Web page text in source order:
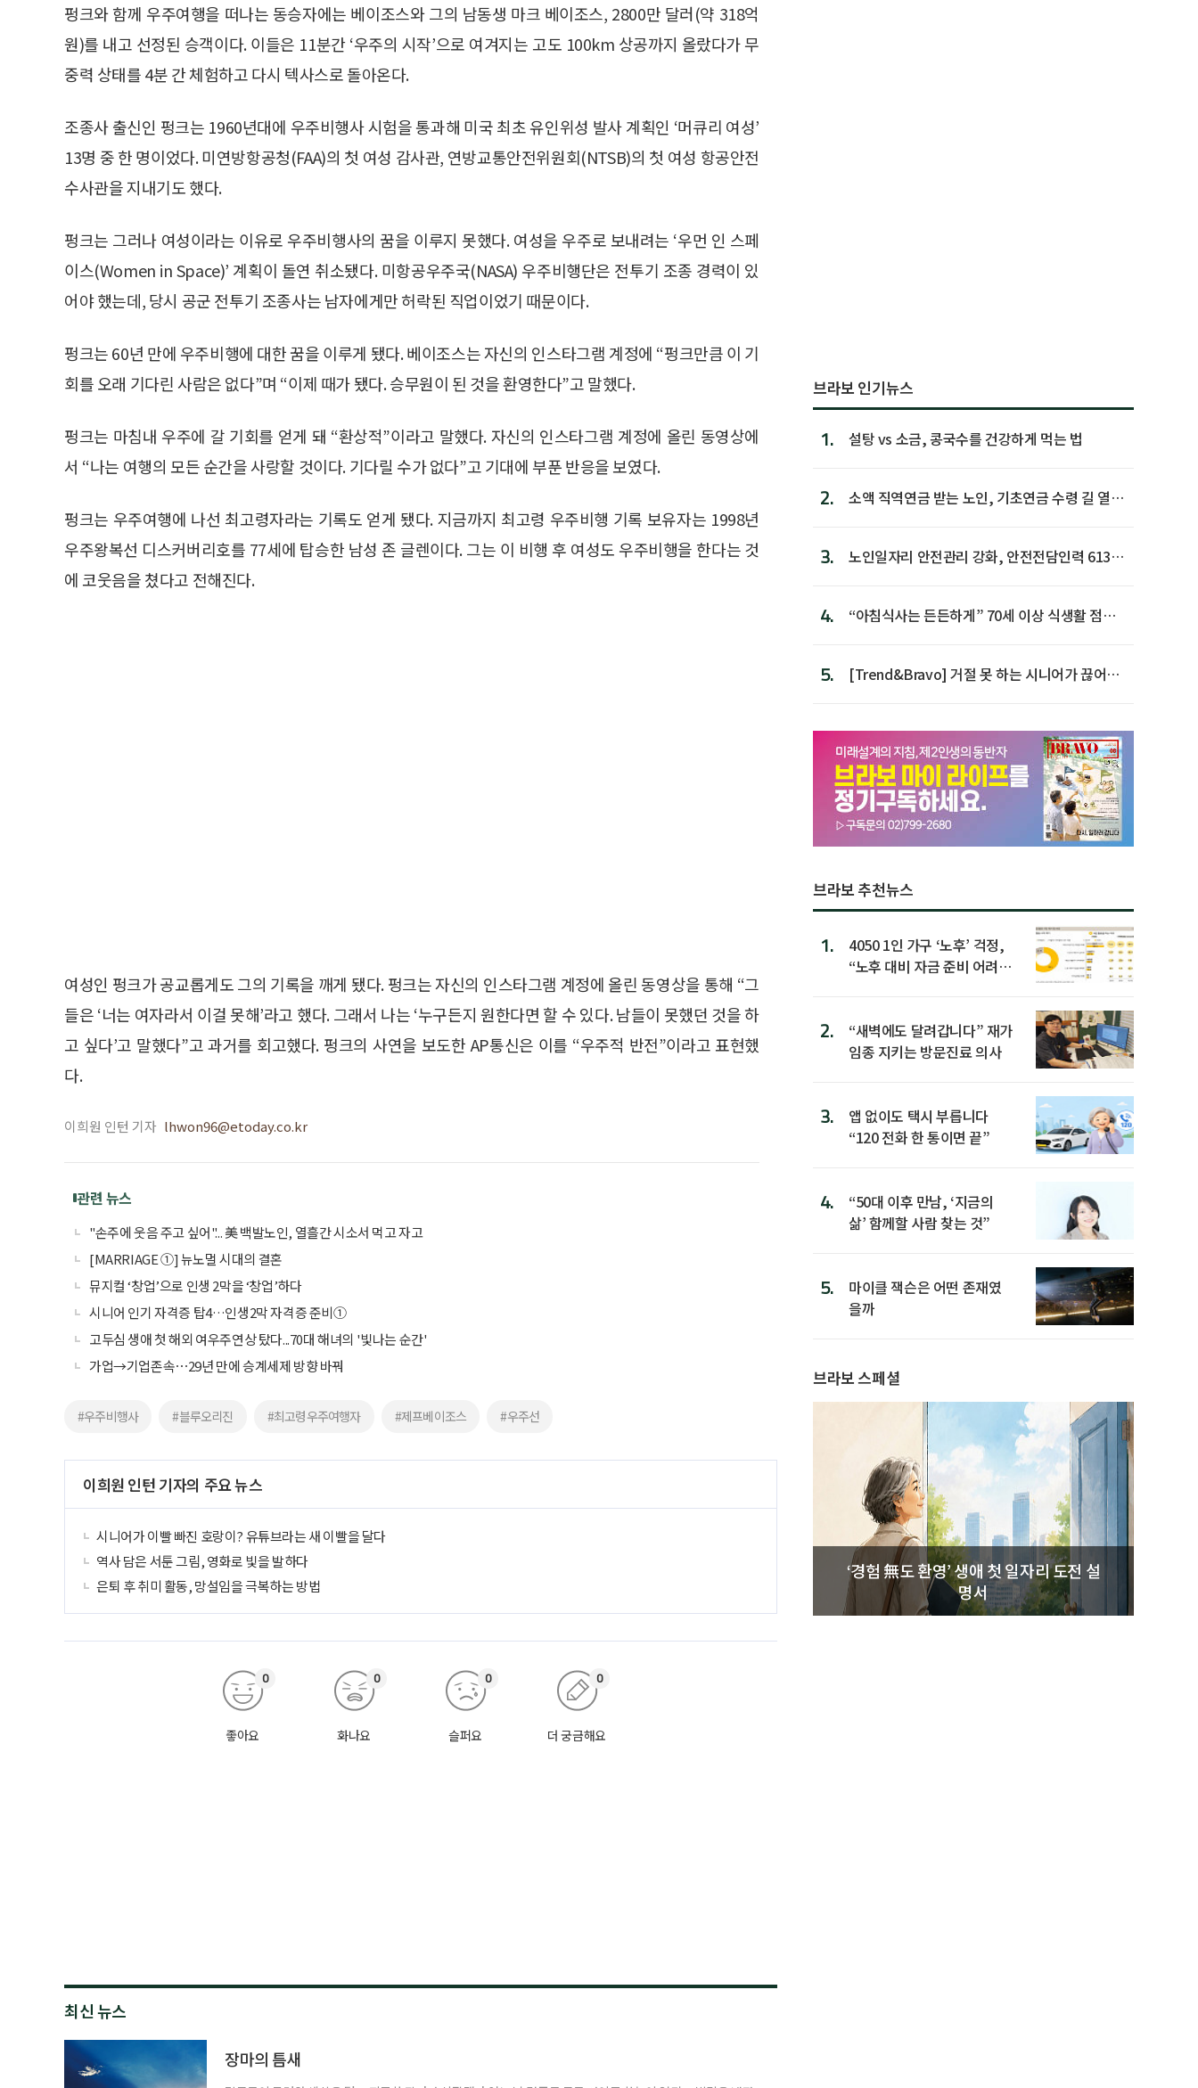
펑크와 함께 우주여행을 떠나는 동승자에는 베이조스와 그의 남동생 마크 베이조스, 2800만 달러(약 318억
원)를 내고 선정된 승객이다. 이들은 11분간 ‘우주의 시작’으로 여겨지는 고도 100km 상공까지 올랐다가 무
중력 상태를 4분 간 체험하고 다시 텍사스로 돌아온다.
조종사 출신인 펑크는 1960년대에 우주비행사 시험을 통과해 미국 최초 유인위성 발사 계획인 ‘머큐리 여성’
13명 중 한 명이었다. 미연방항공청(FAA)의 첫 여성 감사관, 연방교통안전위원회(NTSB)의 첫 여성 항공안전
수사관을 지내기도 했다.
펑크는 그러나 여성이라는 이유로 우주비행사의 꿈을 이루지 못했다. 여성을 우주로 보내려는 ‘우먼 인 스페
이스(Women in Space)’ 계획이 돌연 취소됐다. 미항공우주국(NASA) 우주비행단은 전투기 조종 경력이 있
어야 했는데, 당시 공군 전투기 조종사는 남자에게만 허락된 직업이었기 때문이다.
펑크는 60년 만에 우주비행에 대한 꿈을 이루게 됐다. 베이조스는 자신의 인스타그램 계정에 “펑크만큼 이 기
회를 오래 기다린 사람은 없다”며 “이제 때가 됐다. 승무원이 된 것을 환영한다”고 말했다.
펑크는 마침내 우주에 갈 기회를 얻게 돼 “환상적”이라고 말했다. 자신의 인스타그램 계정에 올린 동영상에
서 “나는 여행의 모든 순간을 사랑할 것이다. 기다릴 수가 없다”고 기대에 부푼 반응을 보였다.
펑크는 우주여행에 나선 최고령자라는 기록도 얻게 됐다. 지금까지 최고령 우주비행 기록 보유자는 1998년
우주왕복선 디스커버리호를 77세에 탑승한 남성 존 글렌이다. 그는 이 비행 후 여성도 우주비행을 한다는 것
에 코웃음을 쳤다고 전해진다.
여성인 펑크가 공교롭게도 그의 기록을 깨게 됐다. 펑크는 자신의 인스타그램 계정에 올린 동영상을 통해 “그
들은 ‘너는 여자라서 이걸 못해’라고 했다. 그래서 나는 ‘누구든지 원한다면 할 수 있다. 남들이 못했던 것을 하
고 싶다’고 말했다”고 과거를 회고했다. 펑크의 사연을 보도한 AP통신은 이를 “우주적 반전”이라고 표현했
다.
이희원 인턴 기자 lhwon96@etoday.co.kr
관련 뉴스
"손주에 웃음 주고 싶어"... 美 백발노인, 열흘간 시소서 먹고 자고
[MARRIAGE ①] 뉴노멀 시대의 결혼
뮤지컬 ‘창업’으로 인생 2막을 ‘창업’하다
시니어 인기 자격증 탑4…인생2막 자격증 준비①
고두심 생애 첫 해외 여우주연상 탔다...70대 해녀의 '빛나는 순간'
가업→기업존속⋯29년 만에 승계세제 방향 바꿔
#우주비행사 #블루오리진 #최고령우주여행자 #제프베이조스 #우주선
이희원 인턴 기자의 주요 뉴스
시니어가 이빨 빠진 호랑이? 유튜브라는 새 이빨을 달다
역사 담은 서툰 그림, 영화로 빛을 발하다
은퇴 후 취미 활동, 망설임을 극복하는 방법
좋아요
0
화나요
0
슬퍼요
0
더 궁금해요
0
최신 뉴스
장마의 틈새
브라보 인기뉴스
1. 설탕 vs 소금, 콩국수를 건강하게 먹는 법
2.
소액 직역연금 받는 노인, 기초연금 수령 길 열린
3.
노인일자리 안전관리 강화, 안전전담인력 613명
4.
“아침식사는 든든하게” 70세 이상 식생활 점수
5.
[Trend&Bravo] 거절 못 하는 시니어가 끊어야
브라보 추천뉴스
1.
4050 1인 가구 ‘노후’ 걱정,
“노후 대비 자금 준비 어려
2.
“새벽에도 달려갑니다” 재가
임종 지키는 방문진료 의사
3.
앱 없이도 택시 부릅니다
“120 전화 한 통이면 끝”
4.
“50대 이후 만남, ‘지금의
삶’ 함께할 사람 찾는 것”
5.
마이클 잭슨은 어떤 존재였
을까
브라보 스페셜
‘경험 無도 환영’ 생애 첫 일자리 도전 설
명서